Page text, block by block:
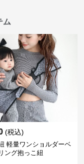
ム
(税込)
軽量ワンショルダーベ
ング抱っこ紐